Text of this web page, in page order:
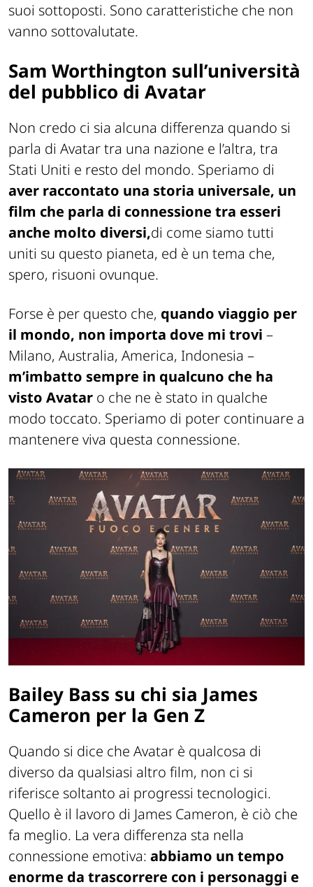
suoi sottoposti. Sono caratteristiche che non
vanno sottovalutate.
Sam Worthington sull’università
del pubblico di Avatar
Non credo ci sia alcuna differenza quando si
parla di Avatar tra una nazione e l’altra, tra
Stati Uniti e resto del mondo. Speriamo di
aver raccontato una storia universale, un
film che parla di connessione tra esseri
anche molto diversi,di come siamo tutti
uniti su questo pianeta, ed è un tema che,
spero, risuoni ovunque.
Forse è per questo che, quando viaggio per
il mondo, non importa dove mi trovi –
Milano, Australia, America, Indonesia –
m’imbatto sempre in qualcuno che ha
visto Avatar o che ne è stato in qualche
modo toccato. Speriamo di poter continuare a
mantenere viva questa connessione.
Bailey Bass su chi sia James
Cameron per la Gen Z
Quando si dice che Avatar è qualcosa di
diverso da qualsiasi altro film, non ci si
riferisce soltanto ai progressi tecnologici.
Quello è il lavoro di James Cameron, è ciò che
fa meglio. La vera differenza sta nella
connessione emotiva: abbiamo un tempo
enorme da trascorrere con i personaggi e